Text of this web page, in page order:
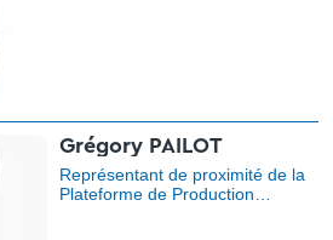
Grégory PAILOT
Représentant de proximité de la
Plateforme de Production